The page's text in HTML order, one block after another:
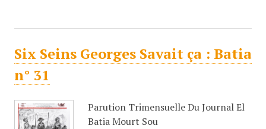
Six Seins Georges Savait ça : Batia
n° 31
Parution Trimensuelle Du Journal El
Batia Mourt Sou